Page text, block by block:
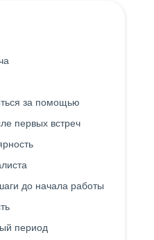
за помощью
первых встреч
до начала работы
период